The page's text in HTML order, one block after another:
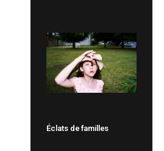
Éclats de familles